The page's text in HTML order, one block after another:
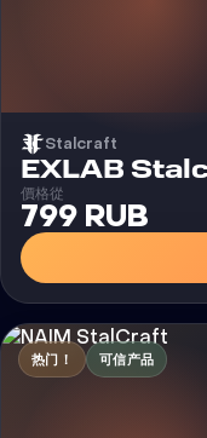
Stalcraft
EXLAB
價格從
799 RUB
热门！ 可信产品